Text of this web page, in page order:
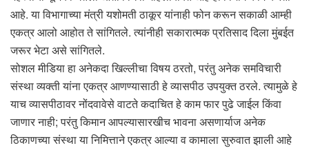
आहे. या विभागाच्या मंत्री यशोमती ठाकूर यांनाही फोन करून सकाळी आम्ही
एकत्र आलो आहोत ते सांगितले. त्यांनीही सकारात्मक प्रतिसाद दिला मुंबईत
जरूर भेटा असे सांगितले.
सोशल मीडिया हा अनेकदा खिल्लीचा विषय ठरतो, परंतु अनेक समविचारी
संस्था व्यक्ती यांना एकत्र आणण्यासाठी हे व्यासपीठ उपयुक्त ठरले. त्यामुळे हे
याच व्यासपीठावर नोंदवावेसे वाटते कदाचित हे काम फार पुढे जाईल किंवा
जाणार नाही; परंतु किमान आपल्यासारखीच भावना असणार्याज अनेक
ठिकाणच्या संस्था या निमित्ताने एकत्र आल्या व कामाला सुरुवात झाली आहे